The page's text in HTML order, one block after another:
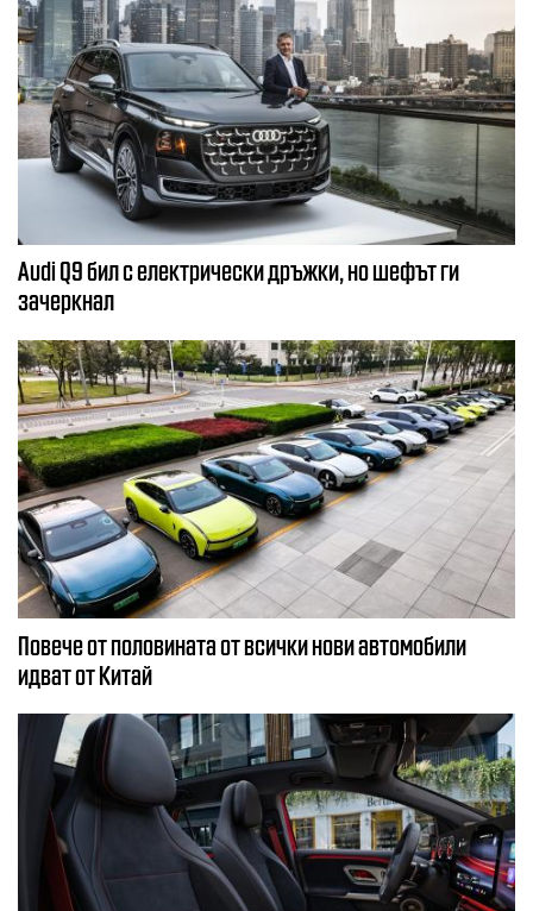
Audi Q9 бил с електрически дръжки, но шефът ги
зачеркнал
Повече от половината от всички нови автомобили
идват от Китай